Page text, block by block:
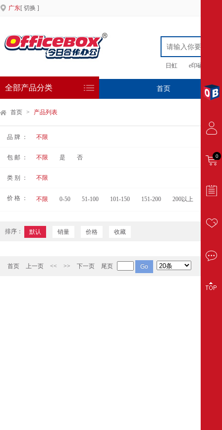
广东[ 切换 ]
日虹 e印硒鼓
全部产品分类 首页 专
首页 > 产品列表
品 牌 ： 不限
包 邮 ： 不限 是 否
类 别 ： 不限
价 格 ： 不限 0-50 51-100 101-150 151-200 200以上
排序： 默认 销量 价格 收藏
首页 上一页 << >> 下一页 尾页
0